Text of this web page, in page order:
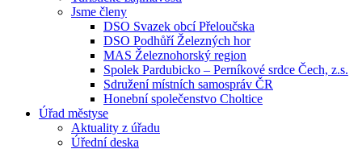
Jsme členy
DSO Svazek obcí Přeloučska
DSO Podhůří Železných hor
MAS Železnohorský region
Spolek Pardubicko – Perníkové srdce Čech, z.s.
Sdružení místních samospráv ČR
Honební společenstvo Choltice
Úřad městyse
Aktuality z úřadu
Úřední deska